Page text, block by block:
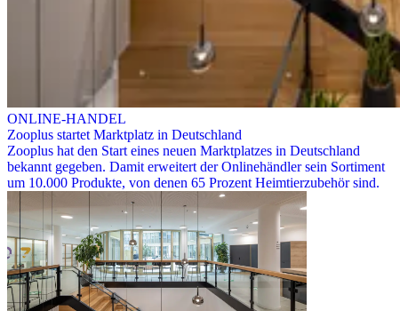
ONLINE-HANDEL
Zooplus startet Marktplatz in Deutschland
Zooplus hat den Start eines neuen Marktplatzes in Deutschland
bekannt gegeben. Damit erweitert der Onlinehändler sein Sortiment
um 10.000 Produkte, von denen 65 Prozent Heimtierzubehör sind.